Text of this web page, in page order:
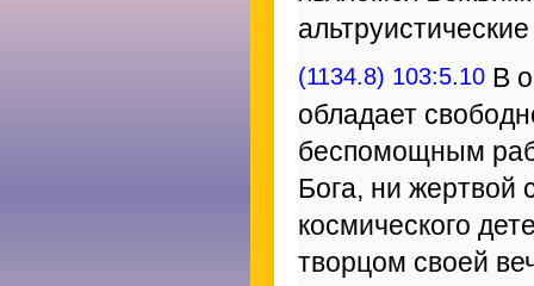
(1134.8) 103:5.10 В
обладает
беспомощным
Бога, ни жертвой
космического
творцом своей